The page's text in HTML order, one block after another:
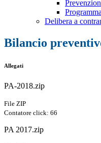
Delibera a
Bilancio
Allegati
PA-2018.zip
File ZIP
Contatore click: 66
PA 2017.zip